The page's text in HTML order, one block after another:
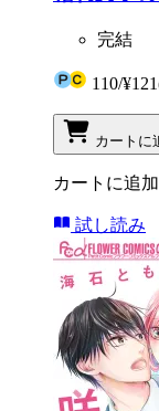
完結
110/¥121
カートに
カートに追
試し読み